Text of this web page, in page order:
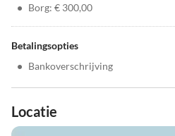
• Borg: € 300,00
Betalingsopties
• Bankoverschrijving
Locatie